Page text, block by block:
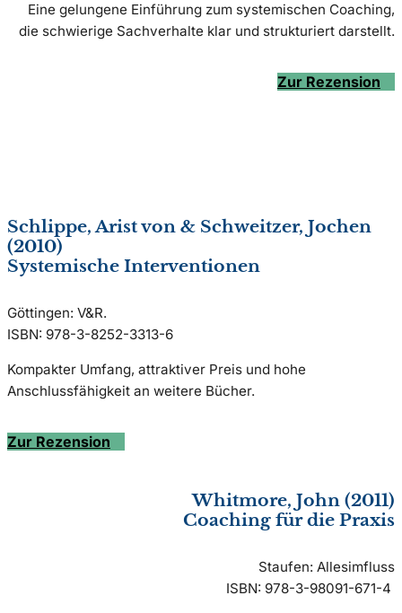
Eine gelungene Einführung zum systemischen Coaching,
die schwierige Sachverhalte klar und strukturiert darstellt.
Zur Rezension
Schlippe, Arist von & Schweitzer, Jochen
(2010)
Systemische Interventionen
Göttingen: V&R.
ISBN: 978-3-8252-3313-6
Kompakter Umfang, attraktiver Preis und hohe
Anschlussfähigkeit an weitere Bücher.
Zur Rezension
Whitmore, John (2011)
Coaching für die Praxis
Staufen: Allesimfluss
ISBN: 978-3-98091-671-4